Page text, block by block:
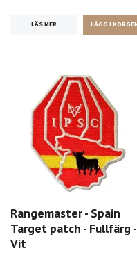
LÄS MER
Rangemaster - Spain
Target patch - Fullfärg -
Vit